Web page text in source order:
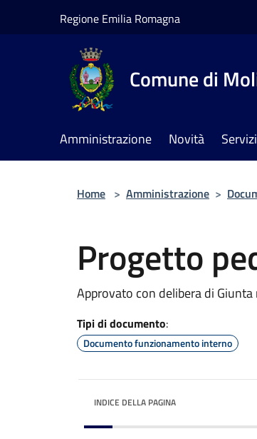
Regione Emilia Romagna
Comune di
Amministrazione Novità Servizi
Home > Amministrazione >
Progetto
Approvato con delibera di
Tipi di documento:
Documento funzionamento interno
INDICE DELLA PAGINA